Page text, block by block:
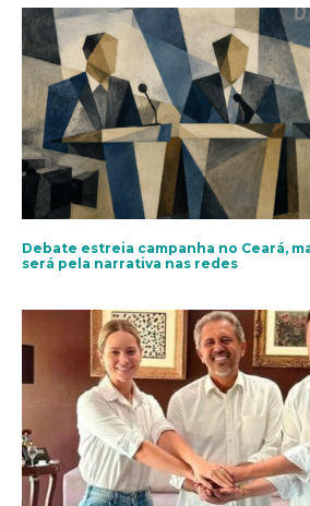
Debate estreia campanha no Ceará,
será pela narrativa nas redes